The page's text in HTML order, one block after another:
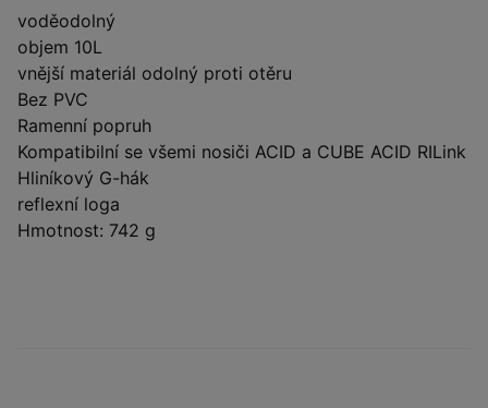
voděodolný
objem 10L
vnější materiál odolný proti otěru
Bez PVC
Ramenní popruh
Kompatibilní se všemi nosiči ACID a CUBE ACID RILink
Hliníkový G-hák
reflexní loga
Hmotnost: 742 g